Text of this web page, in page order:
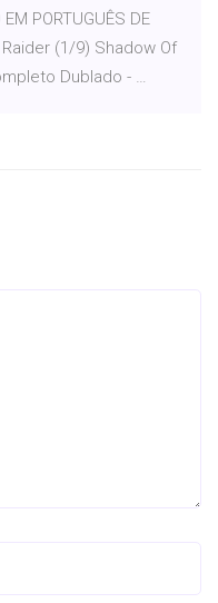
PORTUGUÊS DE
(1/9) Shadow Of
Dublado - …